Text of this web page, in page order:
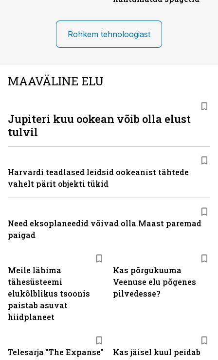
Rohkem tehnoloogiast
MAAVÄLINE ELU
Meile lähima
tähesüsteemi
elukõlblikus tsoonis
paistab asuvat
hiidplaneet
Kas põrgukuuma
Veenuse elu põgenes
pilvedesse?
Telesarja "The Expanse"
Kas jäisel kuul peidab
Jupiteri kuu ookean võib olla elust
tulvil
Harvardi teadlased leidsid ookeanist tähtede
vahelt pärit objekti tükid
Need eksoplaneedid võivad olla Maast paremad
paigad